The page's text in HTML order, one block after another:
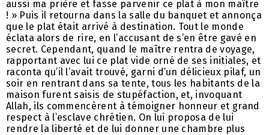
aussi ma prière et fasse parvenir ce plat à mon maître
! » Puis il retourna dans la salle du banquet et annonça
que le plat était arrivé à destination. Tout le monde
éclata alors de rire, en l’accusant de s’en être gavé en
secret. Cependant, quand le maître rentra de voyage,
rapportant avec lui ce plat vide orné de ses initiales, et
raconta qu’il l’avait trouvé, garni d’un délicieux pilaf, un
soir en rentrant dans sa tente, tous les habitants de la
maison furent saisis de stupéfaction, et, invoquant
Allah, ils commencèrent à témoigner honneur et grand
respect à l’esclave chrétien. On lui proposa de lui
rendre la liberté et de lui donner une chambre plus